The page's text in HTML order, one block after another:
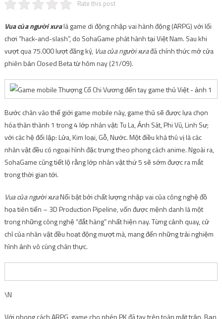
Rate this post
Vua của người xưalà game di động nhập vai hành động (ARPG) với lối
chơi “hack-and-slash”, do SohaGame phát hành tại Việt Nam. Sau khi
vượt qua 75.000 lượt đăng ký, Vua của người xưađã chính thức mở cửa
phiên bản Closed Beta từ hôm nay (21/09).
Bước chân vào thế giới game mobile này, game thủ sẽ được lựa chọn
hóa thân thành 1 trong 4 lớp nhân vật: Tu La, Ảnh Sát, Phi Vũ, Linh Sư;
với các hệ đối lập: Lửa, Kim loại, Gỗ, Nước. Một điều khá thú vị là các
nhân vật đều có ngoại hình đặc trưng theo phong cách anime. Ngoài ra,
SohaGame cũng tiết lộ rằng lớp nhân vật thứ 5 sẽ sớm được ra mắt
trong thời gian tới.
Vua của người xưaNổi bật bởi chất lượng nhập vai của công nghệ đồ
họa tiên tiến – 3D Production Pipeline, vốn được mệnh danh là một
trong những công nghệ “đắt hàng” nhất hiện nay. Từng cảnh quay, cử
chỉ của nhân vật đều hoạt động mượt mà, mang đến những trải nghiệm
hình ảnh vô cùng chân thực.
\N
Với phong cách ARPG, game cho phép PK đã tay trên toàn mặt trận. Bạn